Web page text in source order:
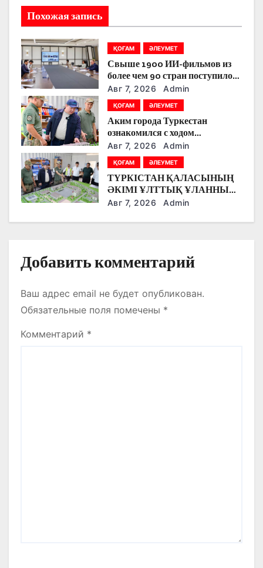
я
п
о
з
а
п
и
с
я
м
Похожая запись
ҚОҒАМ ӘЛЕУМЕТ
Свыше 1900 ИИ-фильмов из
более чем 90 стран поступило
на Astana AI Film Festival
Авг 7, 2026 Admin
ҚОҒАМ ӘЛЕУМЕТ
Аким города Туркестан
ознакомился с ходом
строительства военного
городка Национальной гвардии
Авг 7, 2026 Admin
ҚОҒАМ ӘЛЕУМЕТ
ТҮРКІСТАН ҚАЛАСЫНЫҢ
ӘКІМІ ҰЛТТЫҚ ҰЛАННЫҢ
ЖАҢА ӘСКЕРИ
ҚҰРЫЛЫС БАРЫСЫМЕН
Авг 7, 2026 Admin
Добавить комментарий
Ваш адрес email не будет опубликован.
Обязательные поля помечены *
Комментарий *